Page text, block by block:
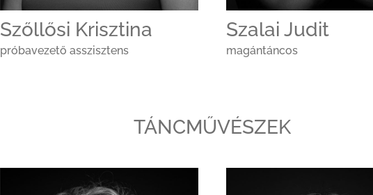
Szőllősi Krisztina
próbavezető asszisztens
Szalai Judit
magántáncos
TÁNCMŰVÉSZEK